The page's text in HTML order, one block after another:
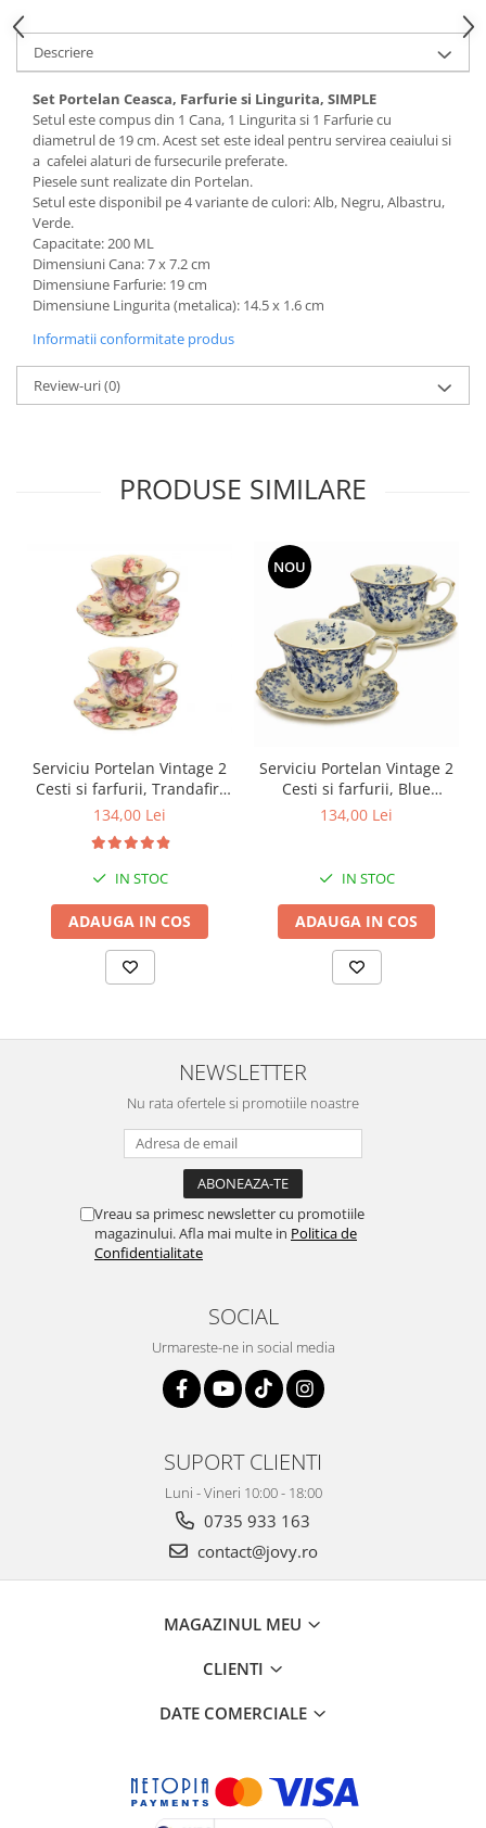
Descriere
Set Portelan Ceasca, Farfurie si Lingurita, SIMPLE
Setul este compus din 1 Cana, 1 Lingurita si 1 Farfurie cu
diametrul de 19 cm. Acest set este ideal pentru servirea ceaiului si
a cafelei alaturi de fursecurile preferate.
Piesele sunt realizate din Portelan.
Setul este disponibil pe 4 variante de culori: Alb, Negru, Albastru,
Verde.
Capacitate: 200 ML
Dimensiuni Cana: 7 x 7.2 cm
Dimensiune Farfurie: 19 cm
Dimensiune Lingurita (metalica): 14.5 x 1.6 cm
Informatii conformitate produs
Review-uri(0)
PRODUSE SIMILARE
Serviciu Portelan Vintage 2
Cesti si farfurii, Trandafiri
NEW
134,00 Lei
IN STOC
ADAUGA IN COS
NOU
Serviciu Portelan Vintage 2
Cesti si farfurii, Blue
Bouquet
134,00 Lei
IN STOC
ADAUGA IN COS
NEWSLETTER
Nu rata ofertele si promotiile noastre
Vreau sa primesc newsletter cu promotiile
magazinului. Afla mai multe in Politica de
Confidentialitate
SOCIAL
Urmareste-ne in social media
SUPORT CLIENTI
Luni - Vineri 10:00 - 18:00
0735 933 163
contact@jovy.ro
MAGAZINUL MEU
CLIENTI
DATE COMERCIALE